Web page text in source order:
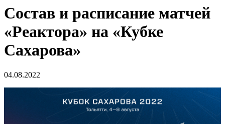
Состав и расписание матчей
«Реактора» на «Кубке
Сахарова»
04.08.2022